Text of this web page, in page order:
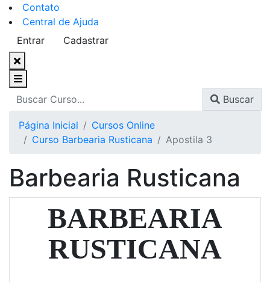
Contato
Central de Ajuda
Entrar
Cadastrar
Buscar
Página Inicial
Cursos Online
Curso Barbearia Rusticana
Apostila 3
Barbearia Rusticana
BARBEARIA
RUSTICANA